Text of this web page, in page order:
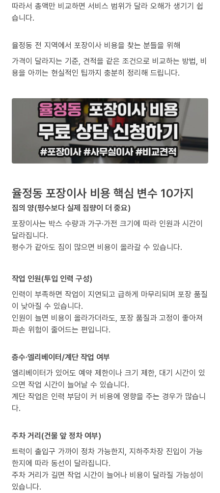
따라서 총액만 비교하면 서비스 범위가 달라 오해가 생기기 쉽
습니다.
율정동 전 지역에서 포장이사 비용을 찾는 분들을 위해
가격이 달라지는 기준, 견적을 같은 조건으로 비교하는 방법, 비
용을 아끼는 현실적인 팁까지 충분히 정리해 드립니다.
율정동 포장이사 비용 핵심 변수 10가지
짐의 양(평수보다 실제 짐량이 더 중요)
포장이사는 박스 수량과 가구·가전 크기에 따라 인원과 시간이
달라집니다.
평수가 같아도 짐이 많으면 비용이 올라갈 수 있습니다.
작업 인원(투입 인력 구성)
인력이 부족하면 작업이 지연되고 급하게 마무리되며 포장 품질
이 낮아질 수 있습니다.
인원이 늘면 비용이 올라가더라도, 포장 품질과 고정이 좋아져
파손 위험이 줄어드는 편입니다.
층수·엘리베이터/계단 작업 여부
엘리베이터가 있어도 예약 제한이나 크기 제한, 대기 시간이 있
으면 작업 시간이 늘어날 수 있습니다.
계단 작업은 인력 부담이 커 비용에 영향을 주는 경우가 많습니
다.
주차 거리(건물 앞 정차 여부)
트럭이 출입구 가까이 정차 가능한지, 지하주차장 진입이 가능
한지에 따라 동선이 달라집니다.
주차 거리가 길면 작업 시간이 늘어나 비용이 달라질 가능성이
있습니다.